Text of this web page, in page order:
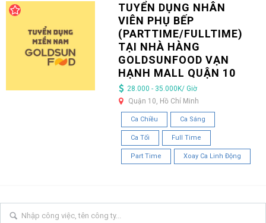
TUYỂN DỤNG NHÂN
VIÊN PHỤ BẾP
(PARTTIME/FULLTIME)
TẠI NHÀ HÀNG
GOLDSUNFOOD VẠN
HẠNH MALL QUẬN 10
28.000 - 35.000K/ Giờ
Quận 10, Hồ Chí Minh
Ca Chiều Ca Sáng
Ca Tối Full Time
Part Time Xoay Ca Linh Động